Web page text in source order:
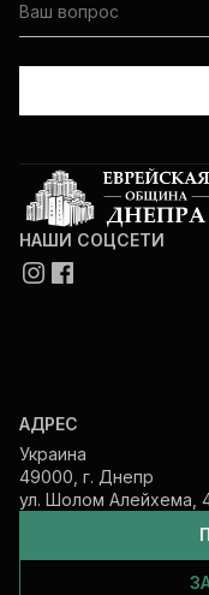
НАШИ СОЦСЕТИ
АДРЕС
Украина
49000, г. Днепр
ул. Шолом Алейхема,